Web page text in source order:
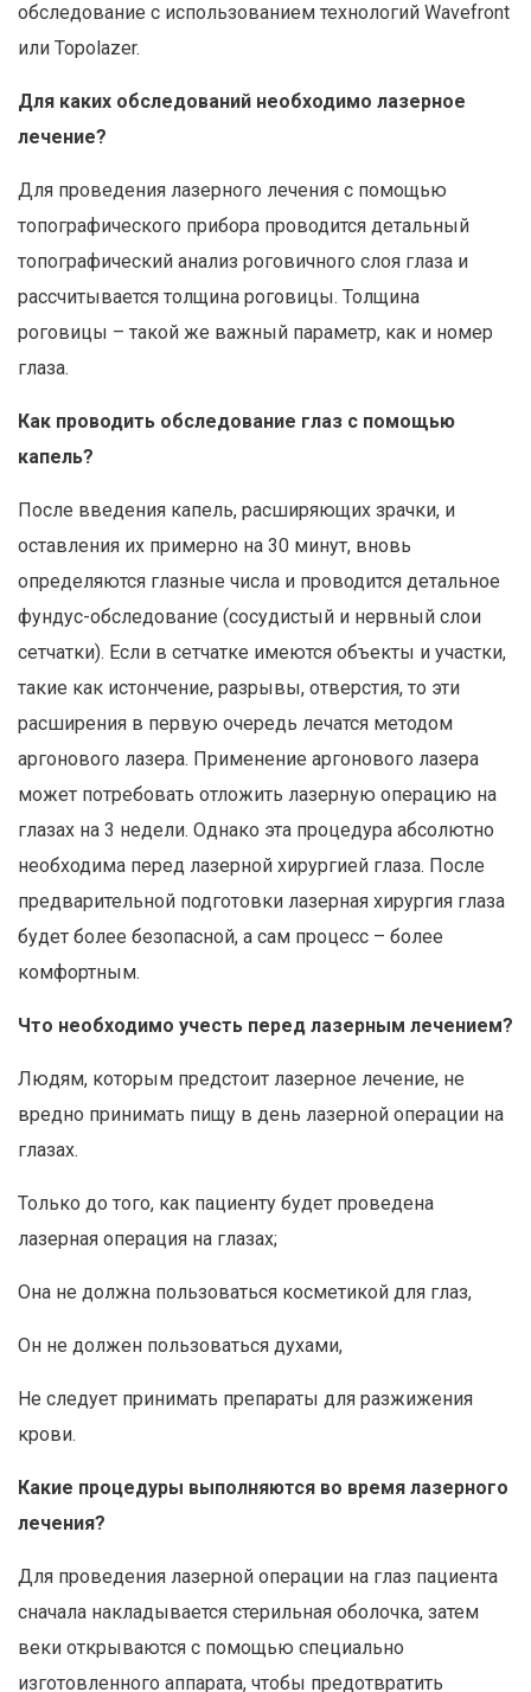
обследование с использованием технологий Wavefront
или Topolazer.
Для каких обследований необходимо лазерное
лечение?
Для проведения лазерного лечения с помощью
топографического прибора проводится детальный
топографический анализ роговичного слоя глаза и
рассчитывается толщина роговицы. Толщина
роговицы – такой же важный параметр, как и номер
глаза.
Как проводить обследование глаз с помощью
капель?
После введения капель, расширяющих зрачки, и
оставления их примерно на 30 минут, вновь
определяются глазные числа и проводится детальное
фундус-обследование (сосудистый и нервный слои
сетчатки). Если в сетчатке имеются объекты и участки,
такие как истончение, разрывы, отверстия, то эти
расширения в первую очередь лечатся методом
аргонового лазера. Применение аргонового лазера
может потребовать отложить лазерную операцию на
глазах на 3 недели. Однако эта процедура абсолютно
необходима перед лазерной хирургией глаза. После
предварительной подготовки лазерная хирургия глаза
будет более безопасной, а сам процесс – более
комфортным.
Что необходимо учесть перед лазерным лечением?
Людям, которым предстоит лазерное лечение, не
вредно принимать пищу в день лазерной операции на
глазах.
Только до того, как пациенту будет проведена
лазерная операция на глазах;
Она не должна пользоваться косметикой для глаз,
Он не должен пользоваться духами,
Не следует принимать препараты для разжижения
крови.
Какие процедуры выполняются во время лазерного
лечения?
Для проведения лазерной операции на глаз пациента
сначала накладывается стерильная оболочка, затем
веки открываются с помощью специально
изготовленного аппарата, чтобы предотвратить